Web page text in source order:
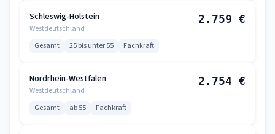
Schleswig-Holstein
Westdeutschland
2.759 €
Gesamt 25 bis unter 55 Fachkraft
Nordrhein-Westfalen
Westdeutschland
2.754 €
Gesamt ab 55 Fachkraft